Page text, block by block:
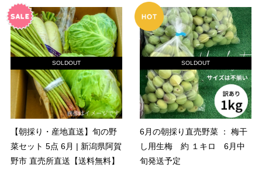
SOLDOUT
【朝採り・産地直送】旬の野
菜セット 5点 6月 | 新潟県阿賀
野市 直売所直送【送料無料】
SOLDOUT
6月の朝採り直売野菜 ： 梅干
し用生梅 約 １キロ 6月中
旬発送予定